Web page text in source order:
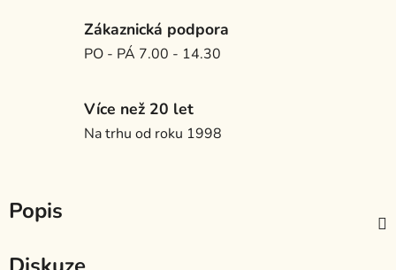
Zákaznická podpora
PO - PÁ 7.00 - 14.30
Více než 20 let
Na trhu od roku 1998
Popis